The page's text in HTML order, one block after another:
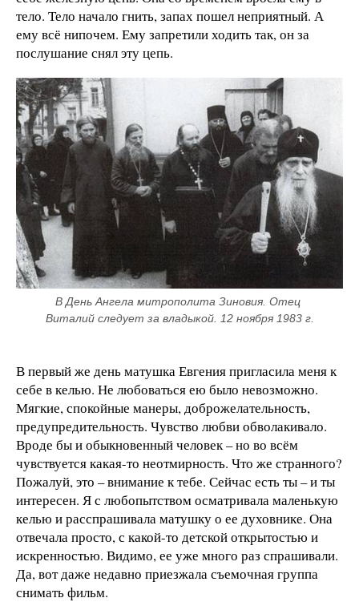
тело. Тело начало гнить, запах пошел неприятный. А
ему всё нипочем. Ему запретили ходить так, он за
послушание снял эту цепь.
В День Ангела митрополита Зиновия. Отец
Виталий следует за владыкой. 12 ноября 1983 г.
В первый же день матушка Евгения пригласила меня к
себе в келью. Не любоваться ею было невозможно.
Мягкие, спокойные манеры, доброжелательность,
предупредительность. Чувство любви обволакивало.
Вроде бы и обыкновенный человек – но во всём
чувствуется какая-то неотмирность. Что же странного?
Пожалуй, это – внимание к тебе. Сейчас есть ты – и ты
интересен. Я с любопытством осматривала маленькую
келью и расспрашивала матушку о ее духовнике. Она
отвечала просто, с какой-то детской открытостью и
искренностью. Видимо, ее уже много раз спрашивали.
Да, вот даже недавно приезжала съемочная группа
снимать фильм.